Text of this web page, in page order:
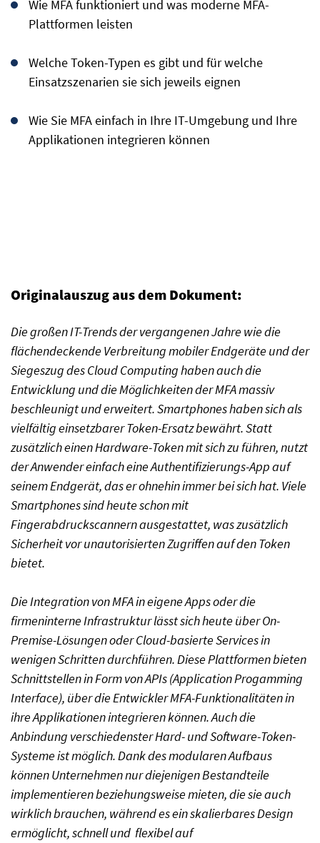
Wie MFA funktioniert und was moderne MFA-
Plattformen leisten
Welche Token-Typen es gibt und für welche
Einsatzszenarien sie sich jeweils eignen
Wie Sie MFA einfach in Ihre IT-Umgebung und Ihre
Applikationen integrieren können
Originalauszug aus dem Dokument:
Die großen IT-Trends der vergangenen Jahre wie die
flächendeckende Verbreitung mobiler Endgeräte und der
Siegeszug des Cloud Computing haben auch die
Entwicklung und die Möglichkeiten der MFA massiv
beschleunigt und erweitert. Smartphones haben sich als
vielfältig einsetzbarer Token-Ersatz bewährt. Statt
zusätzlich einen Hardware-Token mit sich zu führen, nutzt
der Anwender einfach eine Authentifizierungs-App auf
seinem Endgerät, das er ohnehin immer bei sich hat. Viele
Smartphones sind heute schon mit
Fingerabdruckscannern ausgestattet, was zusätzlich
Sicherheit vor unautorisierten Zugriffen auf den Token
bietet.
Die Integration von MFA in eigene Apps oder die
firmeninterne Infrastruktur lässt sich heute über On-
Premise-Lösungen oder Cloud-basierte Services in
wenigen Schritten durchführen. Diese Plattformen bieten
Schnittstellen in Form von APIs (Application Progamming
Interface), über die Entwickler MFA-Funktionalitäten in
ihre Applikationen integrieren können. Auch die
Anbindung verschiedenster Hard- und Software-Token-
Systeme ist möglich. Dank des modularen Aufbaus
können Unternehmen nur diejenigen Bestandteile
implementieren beziehungsweise mieten, die sie auch
wirklich brauchen, während es ein skalierbares Design
ermöglicht, schnell und flexibel auf